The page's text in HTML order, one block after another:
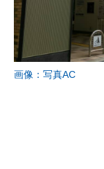
画像：写真AC